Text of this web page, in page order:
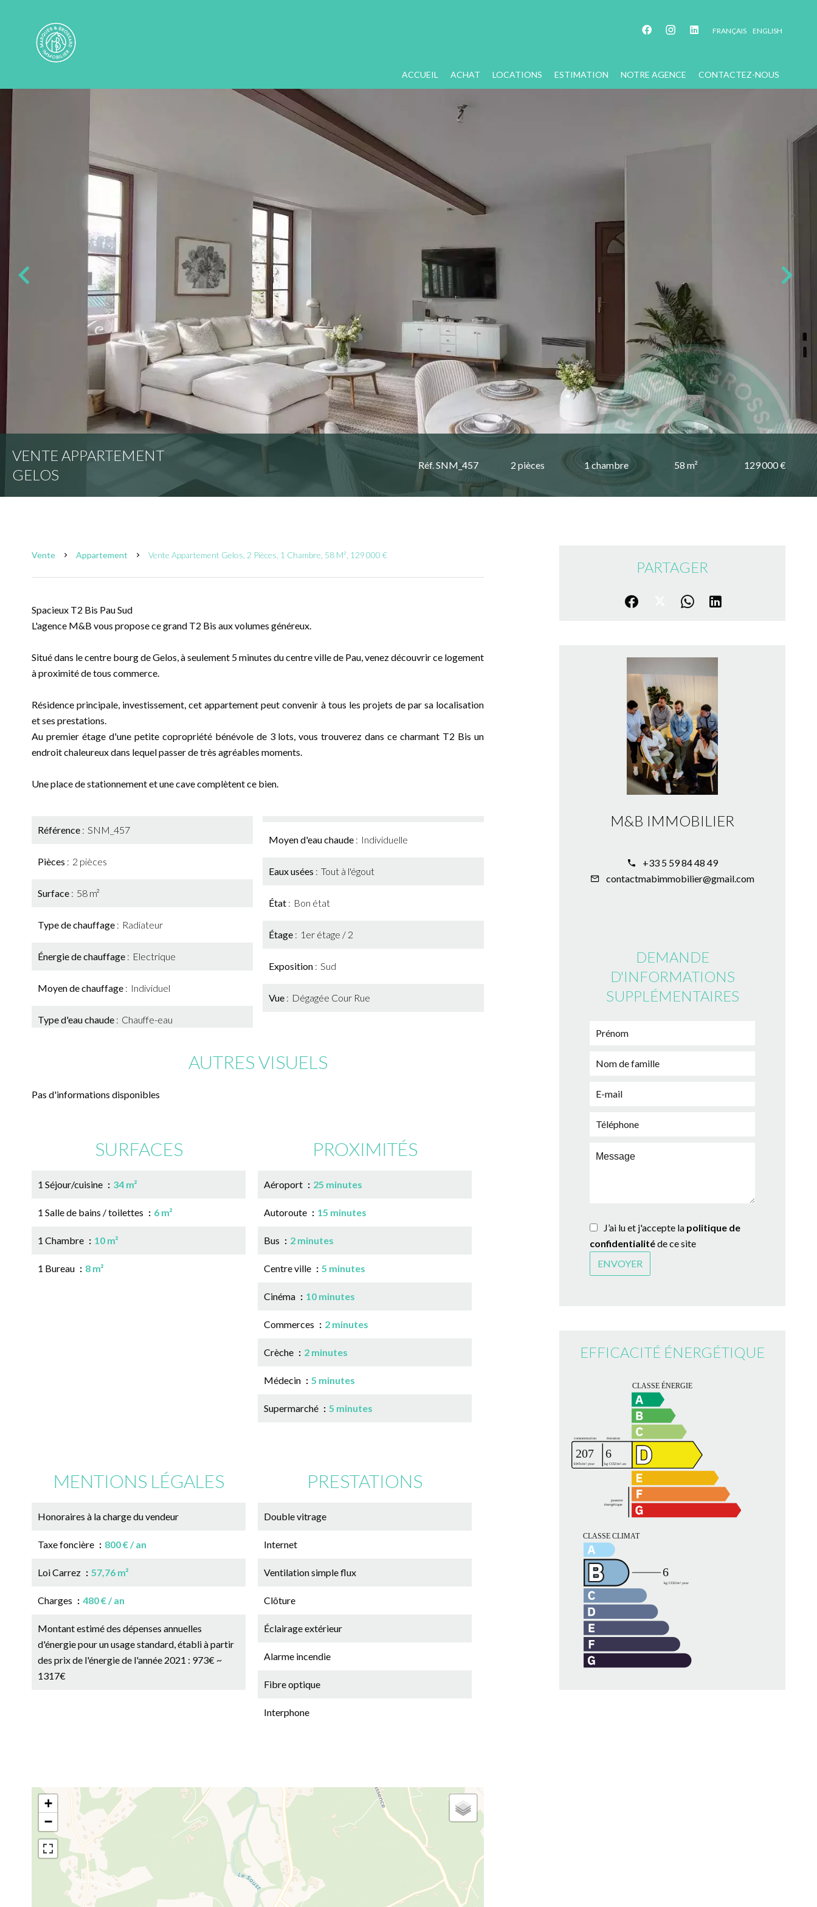
FRANÇAIS ENGLISH
ACCUEIL ACHAT LOCATIONS ESTIMATION NOTRE AGENCE CONTACTEZ-NOUS
VENTE APPARTEMENT
GELOS
Réf. SNM_457 2 pièces 1 chambre 58 m² 129 000 €
Vente Appartement Vente Appartement Gelos, 2 Pièces, 1 Chambre, 58 M², 129 000 €
Spacieux T2 Bis Pau Sud
L'agence M&B vous propose ce grand T2 Bis aux volumes généreux.
Situé dans le centre bourg de Gelos, à seulement 5 minutes du centre ville de Pau, venez découvrir ce logement
à proximité de tous commerce.
Résidence principale, investissement, cet appartement peut convenir à tous les projets de par sa localisation
et ses prestations.
Au premier étage d'une petite copropriété bénévole de 3 lots, vous trouverez dans ce charmant T2 Bis un
endroit chaleureux dans lequel passer de très agréables moments.
Une place de stationnement et une cave complètent ce bien.
Référence SNM_457
Pièces 2 pièces
Surface 58 m²
Type de chauffage Radiateur
Énergie de chauffage Electrique
Moyen de chauffage Individuel
Type d'eau chaude Chauffe-eau
Moyen d'eau chaude Individuelle
Eaux usées Tout à l'égout
État Bon état
Étage 1er étage / 2
Exposition Sud
Vue Dégagée Cour Rue
AUTRES VISUELS
Pas d'informations disponibles
SURFACES
1 Séjour/cuisine 34 m²
1 Salle de bains / toilettes 6 m²
1 Chambre 10 m²
1 Bureau 8 m²
PROXIMITÉS
Aéroport 25 minutes
Autoroute 15 minutes
Bus 2 minutes
Centre ville 5 minutes
Cinéma 10 minutes
Commerces 2 minutes
Crèche 2 minutes
Médecin 5 minutes
Supermarché 5 minutes
MENTIONS LÉGALES
Honoraires à la charge du vendeur
Taxe foncière 800 € / an
Loi Carrez 57,76 m²
Charges 480 € / an
Montant estimé des dépenses annuelles
d'énergie pour un usage standard, établi à partir
des prix de l'énergie de l'année 2021 : 973€ ~
1317€
PRESTATIONS
Double vitrage
Internet
Ventilation simple flux
Clôture
Éclairage extérieur
Alarme incendie
Fibre optique
Interphone
+
−
PARTAGER
M&B IMMOBILIER
+33 5 59 84 48 49
contactmabimmobilier@gmail.com
DEMANDE
D'INFORMATIONS
SUPPLÉMENTAIRES
J’ai lu et j'accepte la politique de
confidentialitéde ce site
ENVOYER
EFFICACITÉ ÉNERGÉTIQUE